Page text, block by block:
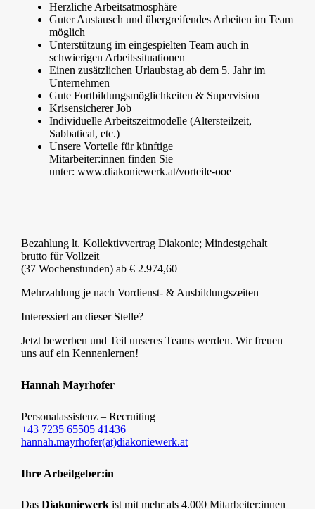
Herzliche Arbeitsatmosphäre
Guter Austausch und übergreifendes Arbeiten im Team
möglich
Unterstützung im eingespielten Team auch in
schwierigen Arbeitssituationen
Einen zusätzlichen Urlaubstag ab dem 5. Jahr im
Unternehmen
Gute Fortbildungsmöglichkeiten & Supervision
Krisensicherer Job
Individuelle Arbeitszeitmodelle (Altersteilzeit,
Sabbatical, etc.)
Unsere Vorteile für künftige
Mitarbeiter:innen finden Sie
unter: www.diakoniewerk.at/vorteile-ooe
Bezahlung lt. Kollektivvertrag Diakonie; Mindestgehalt
brutto für Vollzeit
(37 Wochenstunden) ab € 2.974,60
Mehrzahlung je nach Vordienst- & Ausbildungszeiten
Interessiert an dieser Stelle?
Jetzt bewerben und Teil unseres Teams werden. Wir freuen
uns auf ein Kennenlernen!
Hannah Mayrhofer
Personalassistenz – Recruiting
+43 7235 65505 41436
hannah.mayrhofer(at)diakoniewerk.at
Ihre Arbeitgeber:in
Das Diakoniewerk ist mit mehr als 4.000 Mitarbeiter:innen